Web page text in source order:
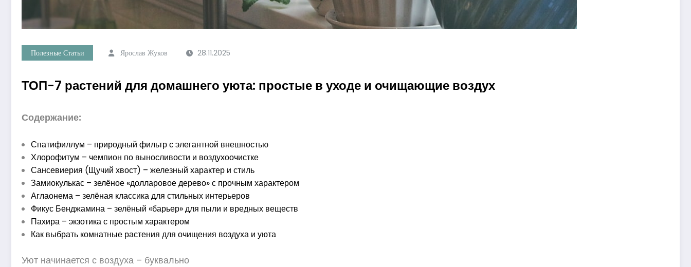
Полезные Статьи Ярослав Жуков 28.11.2025
ТОП-7 растений для домашнего уюта: простые в уходе и очищающие воздух
Содержание:
Спатифиллум – природный фильтр с элегантной внешностью
Хлорофитум – чемпион по выносливости и воздухоочистке
Сансевиерия (Щучий хвост) – железный характер и стиль
Замиокулькас – зелёное «долларовое дерево» с прочным характером
Аглаонема – зелёная классика для стильных интерьеров
Фикус Бенджамина – зелёный «барьер» для пыли и вредных веществ
Пахира – экзотика с простым характером
Как выбрать комнатные растения для очищения воздуха и уюта
Уют начинается с воздуха – буквально